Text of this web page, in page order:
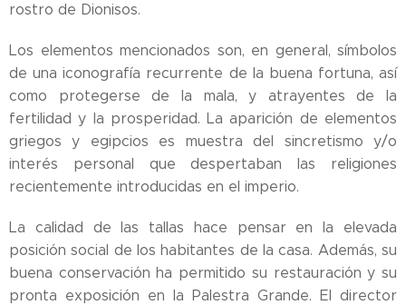
rostro de Dionisos.
Los elementos mencionados son, en general, símbolos
de una iconografía recurrente de la buena fortuna, así
como protegerse de la mala, y atrayentes de la
fertilidad y la prosperidad. La aparición de elementos
griegos y egipcios es muestra del sincretismo y/o
interés personal que despertaban las religiones
recientemente introducidas en el imperio.
La calidad de las tallas hace pensar en la elevada
posición social de los habitantes de la casa. Además, su
buena conservación ha permitido su restauración y su
pronta exposición en la Palestra Grande. El director